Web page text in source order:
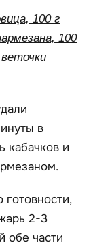
100 г
100
в
кабачков и
2-3
обе части